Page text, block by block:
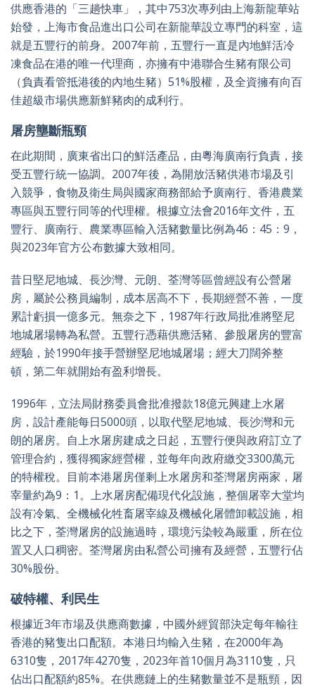
供應香港的「三趟快車」，其中753次專列由上海新龍華站
始發，上海市食品進出口公司在新龍華設立專門的科室，這
就是五豐行的前身。2007年前，五豐行一直是內地鮮活冷
凍食品在港的唯一代理商，亦擁有中港聯合生豬有限公司
（負責看管抵港後的內地生豬）51%股權，及全資擁有向百
佳超級市場供應新鮮豬肉的成利行。
屠房壟斷瓶頸
在此期間，廣東省出口的鮮活產品，由粵海廣南行負責，接
受五豐行統一協調。2007年後，為開放活豬供港市場及引
入競爭，食物及衛生局與國家商務部給予廣南行、香港農業
專區與五豐行同等的代理權。根據立法會2016年文件，五
豐行、廣南行、農業專區輸入活豬數量比例為46：45：9，
與2023年官方公布數據大致相同。
昔日堅尼地城、長沙灣、元朗、荃灣等區曾經設有公營屠
房，屬於公務員編制，成本居高不下，長期經營不善，一度
累計虧損一億多元。無奈之下，1987年行政局批准將堅尼
地城屠場轉為私營。五豐行憑藉供應活豬、參股屠房的豐富
經驗，於1990年接手營辦堅尼地城屠場；經大刀闊斧整
頓，第二年就開始有盈利增長。
1996年，立法局財務委員會批准撥款18億元興建上水屠
房，設計產能每日5000頭，以取代堅尼地城、長沙灣和元
朗的屠房。自上水屠房建成之日起，五豐行便與政府訂立了
管理合約，獲得獨家經營權，並每年向政府繳交3300萬元
的特權稅。目前本港屠房僅剩上水屠房和荃灣屠房兩家，屠
宰量約為9：1。上水屠房配備現代化設施，整個屠宰大堂均
設有冷氣、全機械化牲畜屠宰線及機械化屠體卸載設施，相
比之下，荃灣屠房的設施過時，環境污染較為嚴重，所在位
置又人口稠密。荃灣屠房由私營公司擁有及經營，五豐行佔
30%股份。
破特權、利民生
根據近3年市場及供應商數據，中國外經貿部決定每年輸往
香港的豬隻出口配額。本港日均輸入生豬，在2000年為
6310隻，2017年4270隻，2023年首10個月為3110隻，只
佔出口配額約85%。在供應鏈上的生豬數量並不是瓶頸，因